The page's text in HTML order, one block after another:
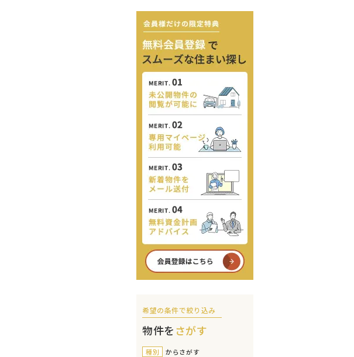
希望の条件で絞り込み
物件をさがす
種別 からさがす